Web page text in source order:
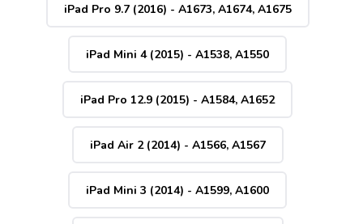
iPad Pro 9.7 (2016) - A1673, A1674, A1675
iPad Mini 4 (2015) - A1538, A1550
iPad Pro 12.9 (2015) - A1584, A1652
iPad Air 2 (2014) - A1566, A1567
iPad Mini 3 (2014) - A1599, A1600